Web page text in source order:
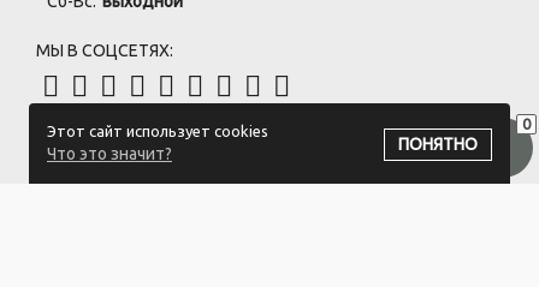
0
Этот сайт использует cookies
Что это значит?
ПОНЯТНО
МЫ В СОЦСЕТЯХ:
ПОДПИСАТЬСЯ НА РАССЫЛКУ